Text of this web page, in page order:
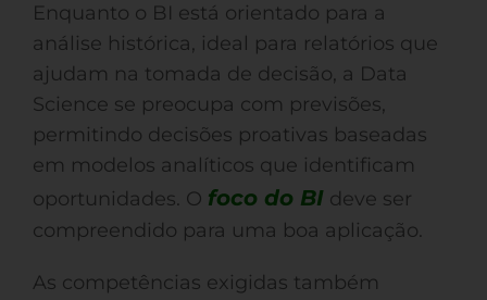
Enquanto o BI está orientado para a
análise histórica, ideal para relatórios que
ajudam na tomada de decisão, a Data
Science se preocupa com previsões,
permitindo decisões proativas baseadas
em modelos analíticos que identificam
oportunidades. O foco do BI deve ser
compreendido para uma boa aplicação.
As competências exigidas também